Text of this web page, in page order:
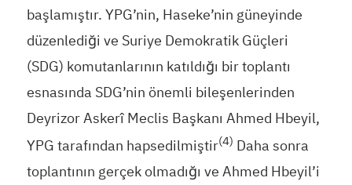
başlamıştır. YPG’nin, Haseke’nin güneyinde
düzenlediği ve Suriye Demokratik Güçleri
(SDG) komutanlarının katıldığı bir toplantı
esnasında SDG’nin önemli bileşenlerinden
Deyrizor Askerî Meclis Başkanı Ahmed Hbeyil,
YPG tarafından hapsedilmiştir(4) Daha sonra
toplantının gerçek olmadığı ve Ahmed Hbeyil’i